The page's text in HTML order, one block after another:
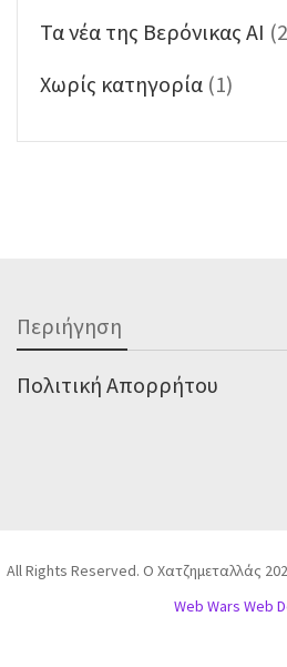
Τα νέα της Βερόνικας ΑΙ
Χωρίς κατηγορία (1)
Περιήγηση
Πολιτική Απορρήτου
All Rights Reserved. Ο Χατζημεταλλάς
Web Wars Web